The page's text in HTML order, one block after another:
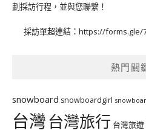
劃採訪行程，並與您聯繫！
採訪單超連結： https://forms.gle/
熱門關
snowboard snowboardgirl
台灣台灣旅行 台灣旅遊